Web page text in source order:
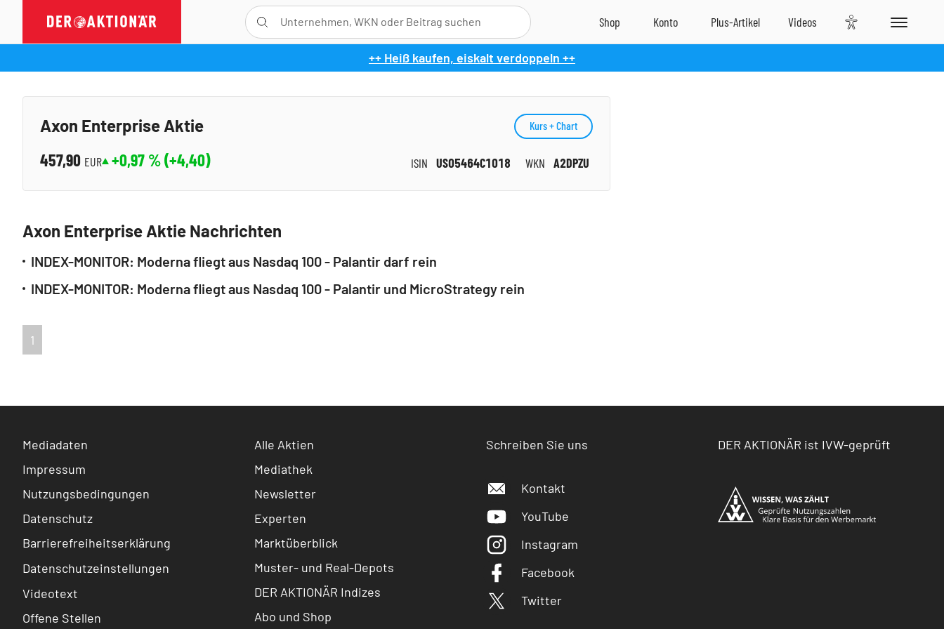
Folgen Sie uns
YouTube
Instagram
++ Heiß kaufen, eiskalt verdoppeln ++
Axon Enterprise Aktie
457,90 EUR +0,97 % (+4,40) ISIN US05464C1018 WKN A2DPZU
Kurs + Chart
Axon Enterprise Aktie Nachrichten
INDEX-MONITOR: Moderna fliegt aus Nasdaq 100 - Palantir darf rein
INDEX-MONITOR: Moderna fliegt aus Nasdaq 100 - Palantir und MicroStrategy rein
1
Mediadaten
Impressum
Nutzungsbedingungen
Datenschutz
Barrierefreiheitserklärung
Datenschutzeinstellungen
Videotext
Offene Stellen
Alle Aktien
Mediathek
Newsletter
Experten
Marktüberblick
Muster- und Real-Depots
DER AKTIONÄR Indizes
Abo und Shop
Schreiben Sie uns
Kontakt
YouTube
Instagram
Facebook
Twitter
DER AKTIONÄR ist IVW-geprüft